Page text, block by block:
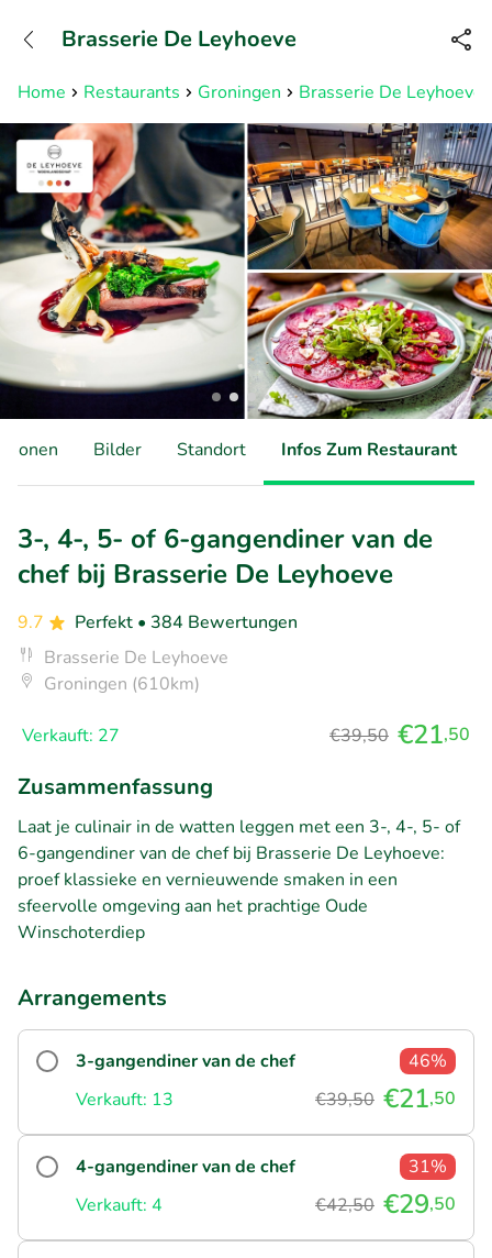
Erreichbar bis 23:00 Uhr (max
0,09€/Min)
Home Restaurants Groningen Brasserie De Leyhoeve
Brasserie De Leyhoeve
Bilder Standort Infos Zum Restaurant
3-, 4-, 5- of 6-gangendiner van de
chef bij Brasserie De Leyhoeve
9.7 Perfekt • 384 Bewertungen
Brasserie De Leyhoeve
Groningen (610km)
Verkauft: 27 €39,50 €21,50
Zusammenfassung
Laat je culinair in de watten leggen met een 3-, 4-, 5- of
6-gangendiner van de chef bij Brasserie De Leyhoeve:
proef klassieke en vernieuwende smaken in een
sfeervolle omgeving aan het prachtige Oude
Winschoterdiep
Arrangements
3-gangendiner van de chef
46%
Verkauft: 13
€39,50 €21,50
4-gangendiner van de chef
31%
Verkauft: 4
€42,50 €29,50